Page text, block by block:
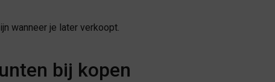
wanneer je later verkoopt.
bij kopen